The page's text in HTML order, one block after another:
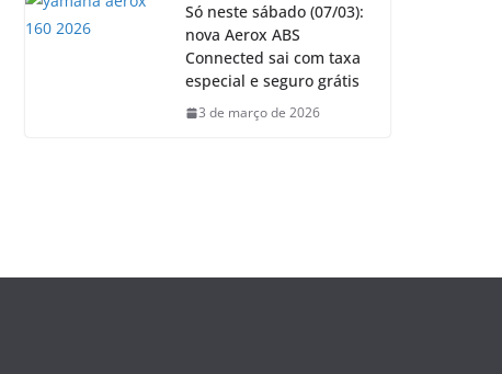
Só neste sábado (07/03):
nova Aerox ABS
Connected sai com taxa
especial e seguro grátis
3 de março de 2026